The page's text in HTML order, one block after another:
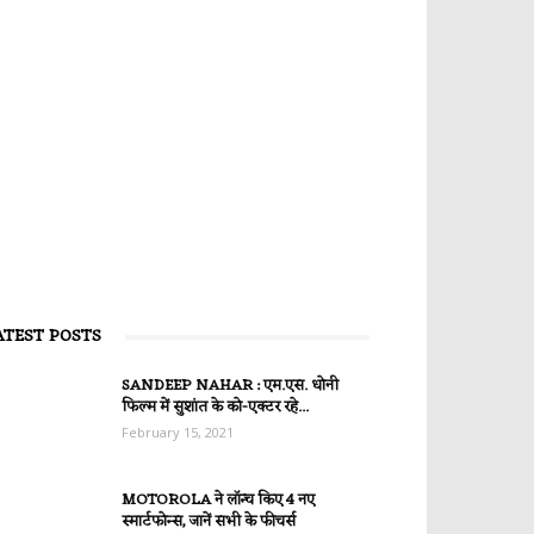
POSTS
SANDEEP NAHAR : एम.एस. धोनी
फिल्म में सुशांत के को-एक्टर रहे...
February 15, 2021
MOTOROLA ने लॉन्च किए 4 नए
स्मार्टफोन्स, जानें सभी के फीचर्स